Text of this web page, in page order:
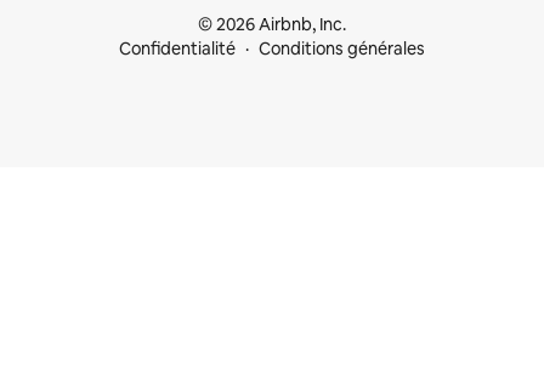
© 2026 Airbnb, Inc.
Confidentialité
Conditions générales